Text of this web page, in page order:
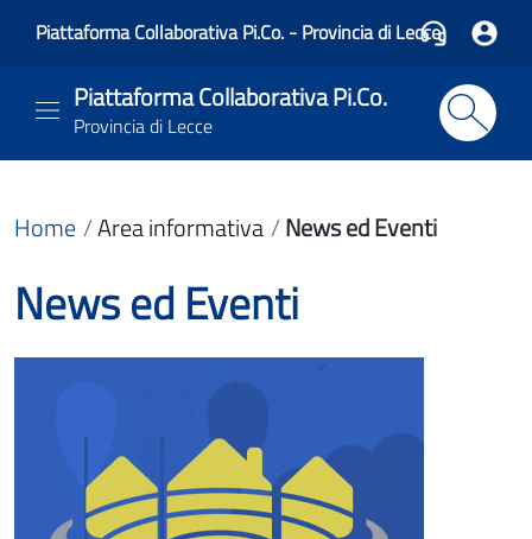
Piattaforma Collaborativa Pi.Co. - Provincia di Lecce
Piattaforma Collaborativa Pi.Co.
Provincia di Lecce
Home Area informativa News ed Eventi
News ed Eventi